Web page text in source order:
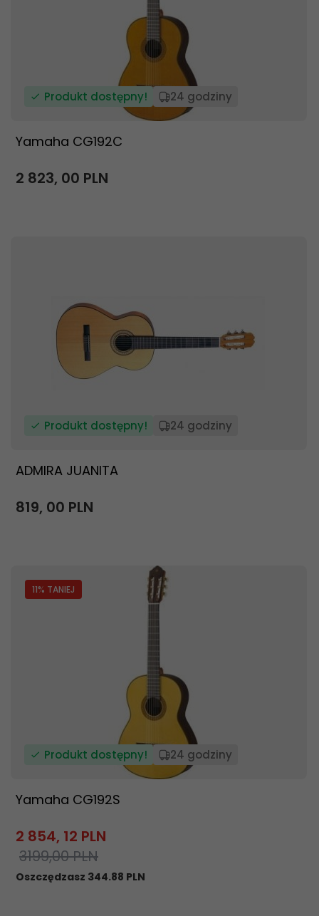
Produkt dostępny! 24 godziny
Yamaha CG192C
2 823, 00 PLN
Produkt dostępny! 24 godziny
ADMIRA JUANITA
819, 00 PLN
11% TANIEJ
Produkt dostępny! 24 godziny
Yamaha CG192S
2 854, 12 PLN
3199,00 PLN
Oszczędzasz 344.88 PLN